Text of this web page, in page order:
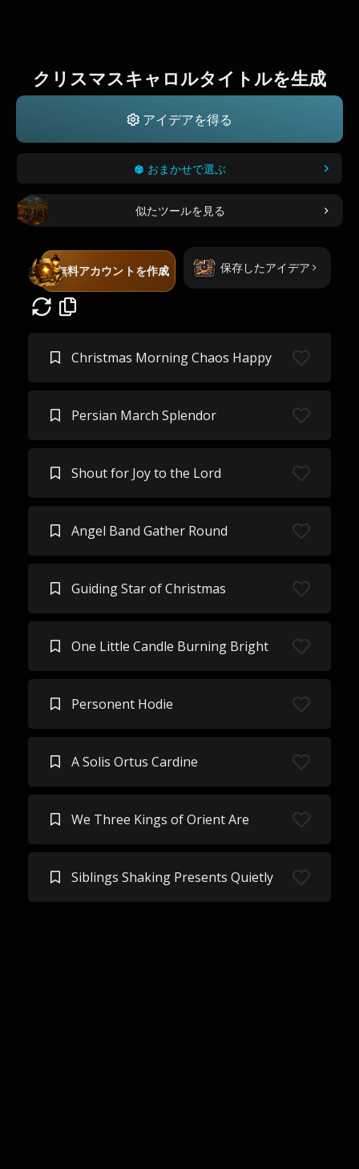
クリスマスキャロルタイトルを生成
アイデアを得る
おまかせで選ぶ
似たツールを見る
無料アカウントを作成 保存したアイデア
Christmas Morning Chaos Happy
Persian March Splendor
Shout for Joy to the Lord
Angel Band Gather Round
Guiding Star of Christmas
One Little Candle Burning Bright
Personent Hodie
A Solis Ortus Cardine
We Three Kings of Orient Are
Siblings Shaking Presents Quietly